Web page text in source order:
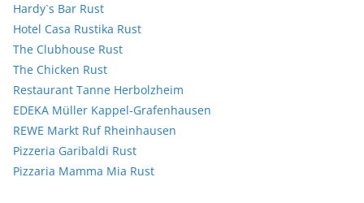
Hardy`s Bar Rust
Hotel Casa Rustika Rust
The Clubhouse Rust
The Chicken Rust
Restaurant Tanne Herbolzheim
EDEKA Müller Kappel-Grafenhausen
REWE Markt Ruf Rheinhausen
Pizzeria Garibaldi Rust
Pizzaria Mamma Mia Rust